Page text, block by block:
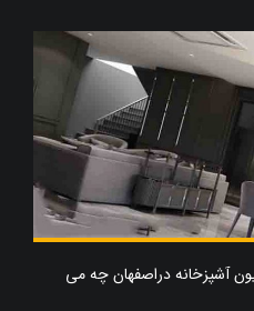
آشپزخانه دراصفهان چه می